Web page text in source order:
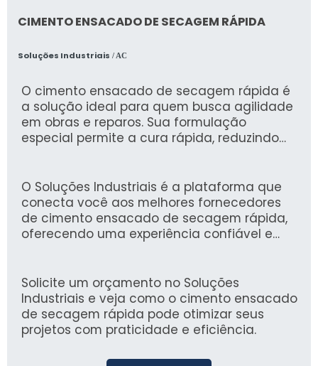
CIMENTO ENSACADO DE SECAGEM RÁPIDA
Soluções Industriais / AC
O cimento ensacado de secagem rápida é
a solução ideal para quem busca agilidade
em obras e reparos. Sua formulação
especial permite a cura rápida, reduzindo
resultados duradouros.
O Soluções Industriais é a plataforma que
conecta você aos melhores fornecedores
de cimento ensacado de secagem rápida,
oferecendo uma experiência confiável e
para atender suas necessidades industriais.
Solicite um orçamento no Soluções
Industriais e veja como o cimento ensacado
de secagem rápida pode otimizar seus
projetos com praticidade e eficiência.